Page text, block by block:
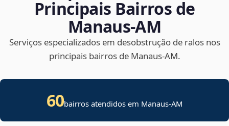
Principais Bairros de
Manaus‑AM
Serviços especializados em desobstrução de ralos nos
principais bairros de Manaus‑AM.
60bairros atendidos em Manaus-AM